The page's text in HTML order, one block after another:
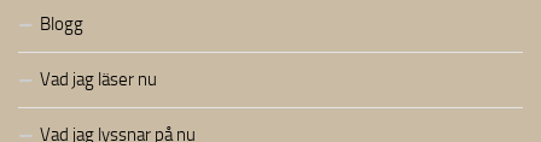
Blogg
Vad jag läser nu
Vad jag lyssnar på nu